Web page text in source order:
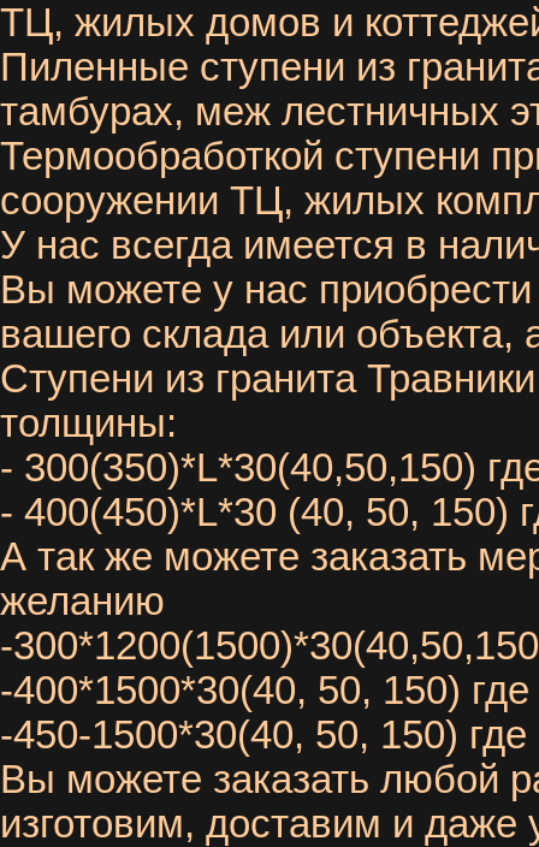
ТЦ, жилых домов и
Пиленные ступени из
тамбурах, меж лестничных
Термообработкой ступени
сооружении ТЦ, жилых
У нас всегда имеется в
Вы можете у нас приобрести
вашего склада или
Ступени из гранита
толщины:
- 300(350)*L*30(40,50,150)
- 400(450)*L*30 (40, 50, 150)
А так же можете заказать
желанию
-
-400*1500*30(40, 50, 150)
-450-1500*30(40, 50, 150)
Вы можете заказать любой
изготовим, доставим и даже